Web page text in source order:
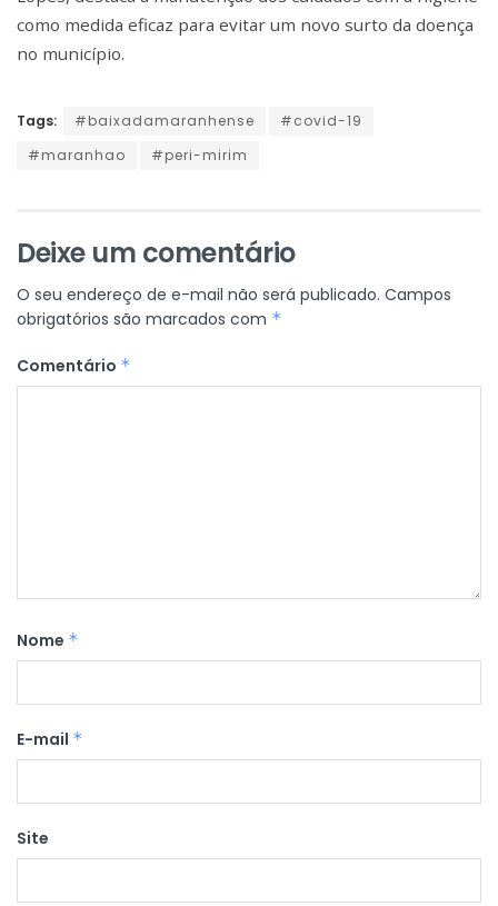
como medida eficaz para evitar um novo surto da doença
no município.
Tags: #baixadamaranhense
#covid-19
#maranhao
#peri-mirim
Deixe um comentário
O seu endereço de e-mail não será publicado. Campos
obrigatórios são marcados com *
Comentário *
Nome *
E-mail *
Site